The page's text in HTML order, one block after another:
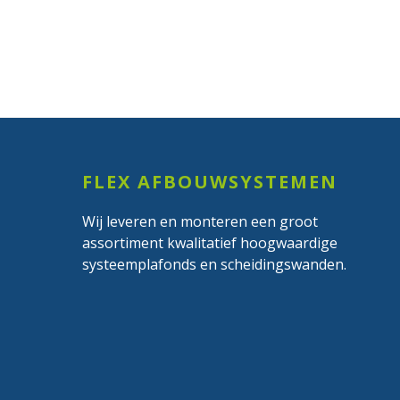
FLEX AFBOUWSYSTEMEN
Wij leveren en monteren een groot
assortiment kwalitatief hoogwaardige
systeemplafonds en scheidingswanden.